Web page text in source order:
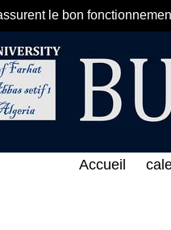
le bon
الخط المباشر لمكتبة
Accueil